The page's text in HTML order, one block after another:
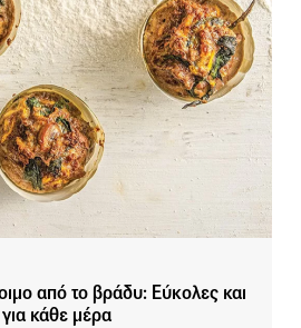
από το βράδυ: Εύκολες και
κάθε μέρα